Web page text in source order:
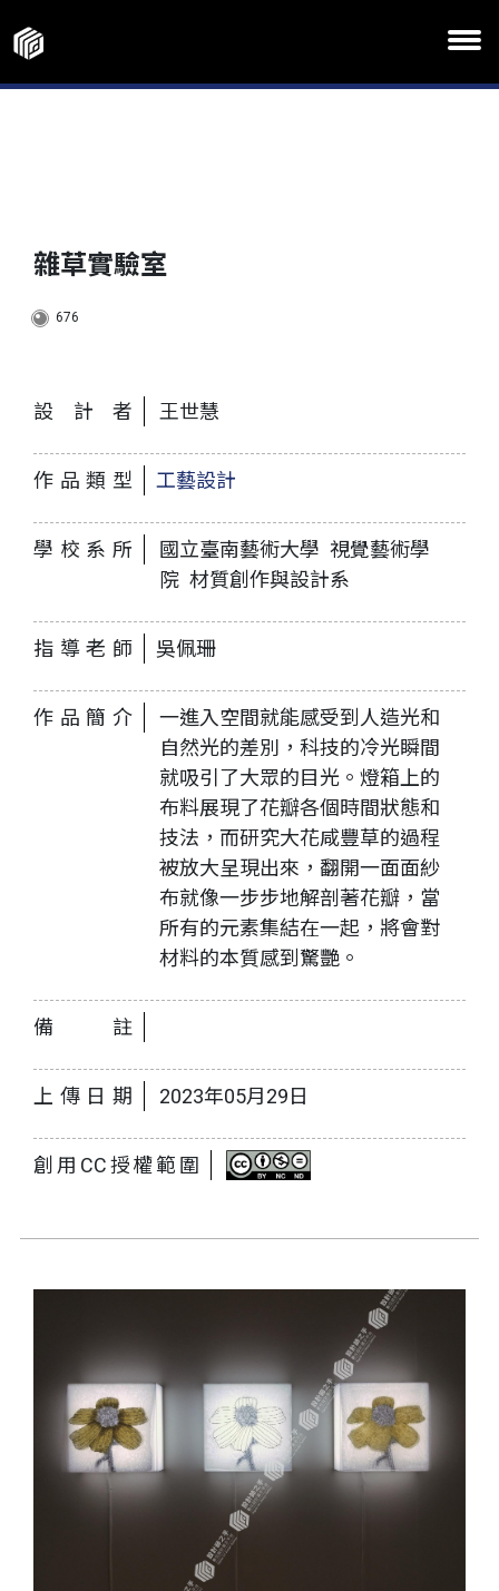
雜草實驗室
676
設計者 王世慧
作品類型 工藝設計
學校系所
國立臺南藝術大學 視覺藝術學
院 材質創作與設計系
指導老師 吳佩珊
作品簡介
一進入空間就能感受到人造光和
自然光的差別，科技的冷光瞬間
就吸引了大眾的目光。燈箱上的
布料展現了花瓣各個時間狀態和
技法，而研究大花咸豐草的過程
被放大呈現出來，翻開一面面紗
布就像一步步地解剖著花瓣，當
所有的元素集結在一起，將會對
材料的本質感到驚艷。
備註
上傳日期 2023年05月29日
創用CC授權範圍